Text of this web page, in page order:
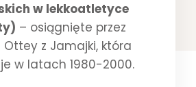
w lekkoatletyce
– osiągnięte przez
Ottey z Jamajki, która
je w latach 1980-2000.